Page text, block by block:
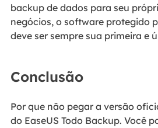
backup de dados para seu
negócios, o software protegido
deve ser sempre sua primeira e
Conclusão
Por que não pegar a versão
do EaseUS Todo Backup. Você